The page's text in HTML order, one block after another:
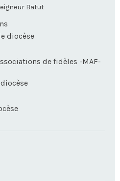
Batut
diocèse
de fidèles -MAF-